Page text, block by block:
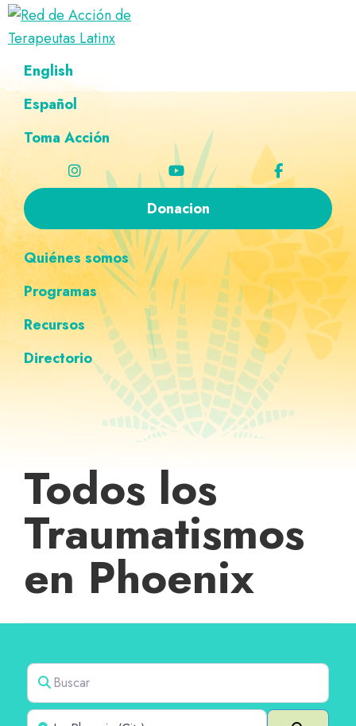
Saltar
navegación
principal
Ir
al
principal
Saltar
al
página
Saltar
navegación
personalizada
Red
de
Acción
de
Latinx
Directorio
terapeutas
Latinx
English
Español
Toma Acción
Donacion
Quiénes somos
Programas
Recursos
Directorio
Todos los
Traumatismos
en Phoenix
Buscar
Cerca de